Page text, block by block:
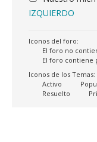
IZQUIERDO
Iconos del foro:
El foro no
El foro contiene
Iconos de los Temas:
Activo
Resuelto